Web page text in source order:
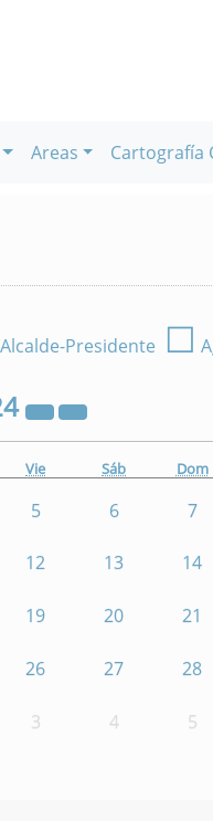
Areas Cartografía
Alcalde-Presidente ☐
Vie Sáb Dom
5 6 7
12 13 14
19 20 21
26 27 28
3 4 5